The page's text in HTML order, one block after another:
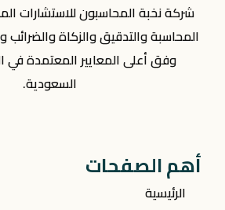
شركة نخبة المحاسبون للاستشارات
المحاسبة والتدقيق والزكاة والضرائب
وفق أعلى المعايير المعتمدة في
السعودية.
أهم الصفحات
الرئيسية